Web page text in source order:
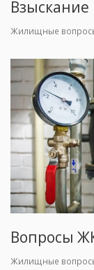
Жилищные
Вопросы
Жилищные